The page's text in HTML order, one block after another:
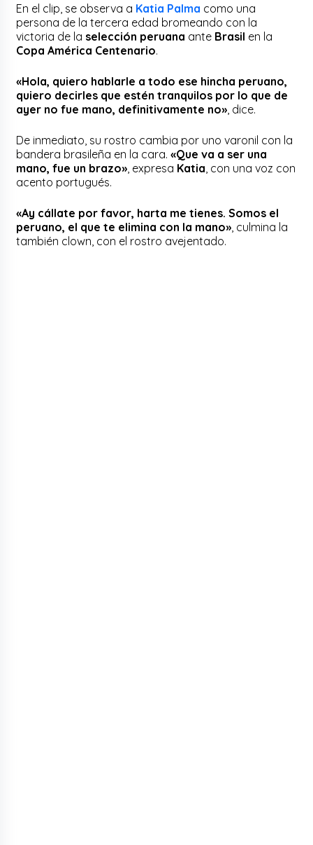
En el clip, se observa a Katia Palma como una
persona de la tercera edad bromeando con la
victoria de la selección peruana ante Brasil en la
Copa América Centenario.
«Hola, quiero hablarle a todo ese hincha peruano,
quiero decirles que estén tranquilos por lo que de
ayer no fue mano, definitivamente no» , dice.
De inmediato, su rostro cambia por uno varonil con la
bandera brasileña en la cara. «Que va a ser una
mano, fue un brazo» , expresa Katia , con una voz con
acento portugués.
«Ay cállate por favor, harta me tienes. Somos el
peruano, el que te elimina con la mano» , culmina la
también clown, con el rostro avejentado.